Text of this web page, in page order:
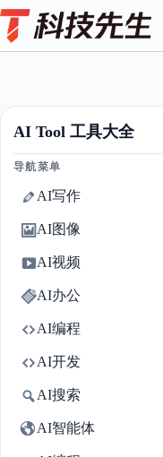
Skip
to
content
AI Tool 工具大全
导航菜单
AI写作
AI图像
AI视频
AI办公
AI编程
AI开发
AI搜索
AI智能体